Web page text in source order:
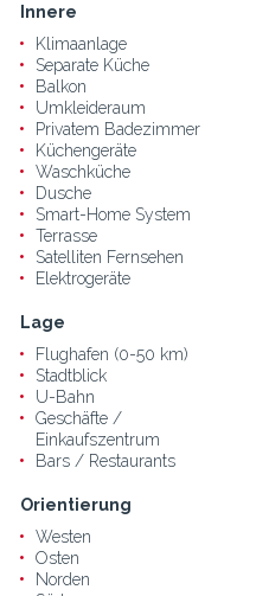
Innere
Klimaanlage
Separate Küche
Balkon
Umkleideraum
Privatem Badezimmer
Küchengeräte
Waschküche
Dusche
Smart-Home System
Terrasse
Satelliten Fernsehen
Elektrogeräte
Lage
Flughafen (0-50 km)
Stadtblick
U-Bahn
Geschäfte /
Einkaufszentrum
Bars / Restaurants
Orientierung
Westen
Osten
Norden